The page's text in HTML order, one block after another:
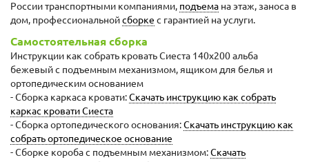
России транспортными компаниями, подъема на этаж, заноса в
дом, профессиональнойсборке с гарантией на услуги.
Самостоятельная сборка
Инструкции как собрать кровать Сиеста 140х200 альба
бежевый с подъемным механизмом, ящиком для белья и
ортопедическим основанием
- Сборка каркаса кровати:Скачать инструкцию как собрать
каркас кровати Сиеста
- Сборка ортопедического основания:Скачать инструкцию как
собрать ортопедическое основание
- Сборке короба с подъемным механизмом:Скачать